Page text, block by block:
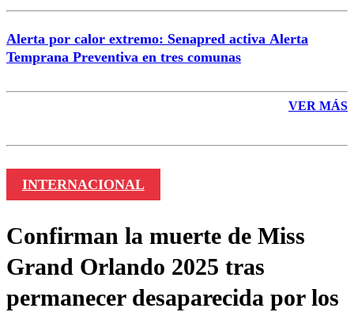
Alerta por calor extremo: Senapred activa Alerta
Temprana Preventiva en tres comunas
VER MÁS
INTERNACIONAL
Confirman la muerte de Miss
Grand Orlando 2025 tras
permanecer desaparecida por los